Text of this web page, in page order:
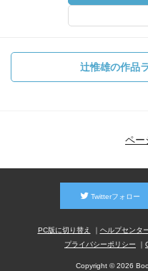
辻惟雄の作品
ペー
Twitterフォロー
PC版に切り替え ヘルプセンタ
プライバシーポリシー
Copyright © 2026